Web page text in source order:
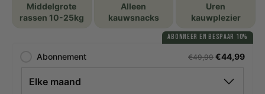
Middelgrote
rassen 10-25kg
Alleen
kauwsnacks
Uren
kauwplezier
ABONNEER EN BESPAAR 10%
Abonnement €49,99 €44,99